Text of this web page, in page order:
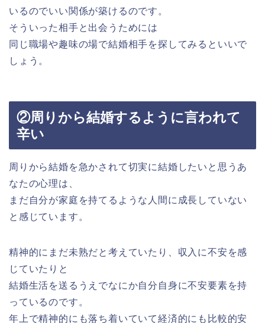
いるのでいい関係が築けるのです。
そういった相手と出会うためには
同じ職場や趣味の場で結婚相手を探してみるといいで
しょう。
②周りから結婚するように言われて
辛い
周りから結婚を急かされて切実に結婚したいと思うあ
なたの心理は、
まだ自分が家庭を持てるような人間に成長していない
と感じています。
精神的にまだ未熟だと考えていたり、収入に不安を感
じていたりと
結婚生活を送るうえでなにか自分自身に不安要素を持
っているのです。
年上で精神的にも落ち着いていて経済的にも比較的安